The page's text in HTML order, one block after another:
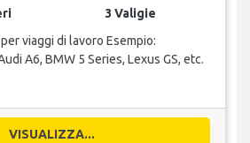
3 Valigie
viaggi di lavoro Esempio:
A6, BMW 5 Series, Lexus GS, etc.
VISUALIZZA...